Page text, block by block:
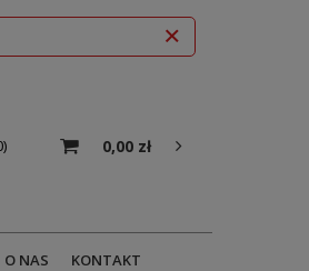
0,00 zł
O NAS KONTAKT